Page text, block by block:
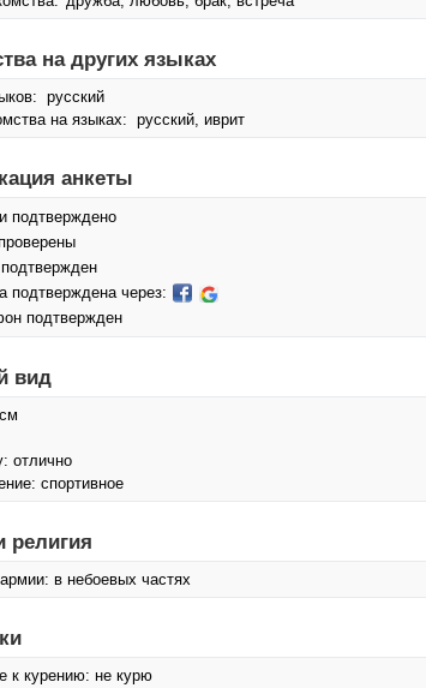
на других языках
русский
на языках: русский, иврит
анкеты
подтверждено
подтверждена через:
подтвержден
вид
отлично
спортивное
религия
в небоевых частях
к курению: не курю